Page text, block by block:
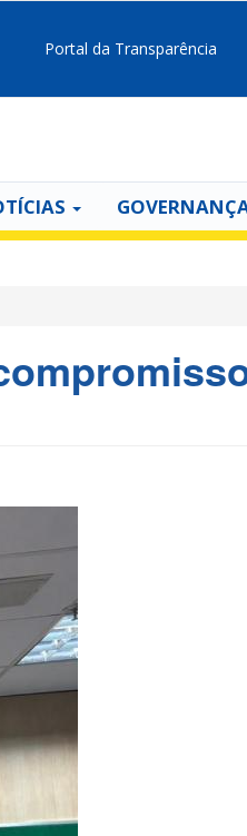
Portal da Transparência